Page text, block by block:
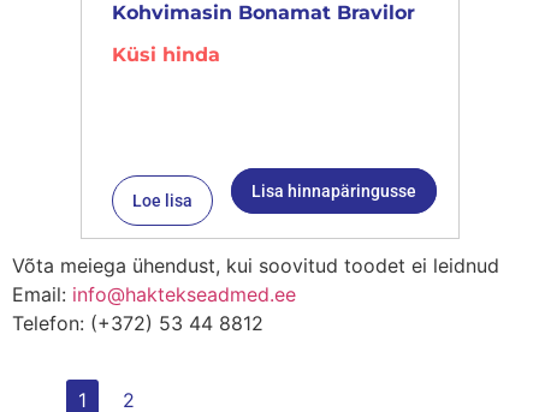
Kohvimasin Bonamat Bravilor
Küsi hinda
Loe lisa Lisa hinnapäringusse
Võta meiega ühendust, kui soovitud toodet ei leidnud
Email: info@haktekseadmed.ee
Telefon: (+372) 53 44 8812
1 2